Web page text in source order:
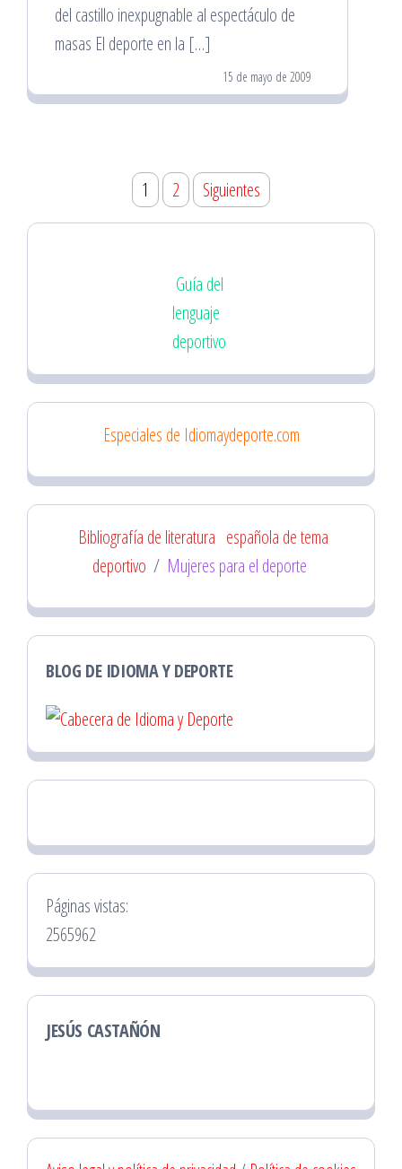
del castillo inexpugnable al espectáculo de
masas El deporte en la […]
15 de mayo de 2009
Paginación
de
1 2 Siguientes
Guía del
lenguaje
deportivo
Especiales de Idiomaydeporte.com
Bibliografía de literatura española de tema
deportivo / Mujeres para el deporte
BLOG DE IDIOMA Y DEPORTE
Páginas vistas:
2565962
JESÚS CASTAÑÓN